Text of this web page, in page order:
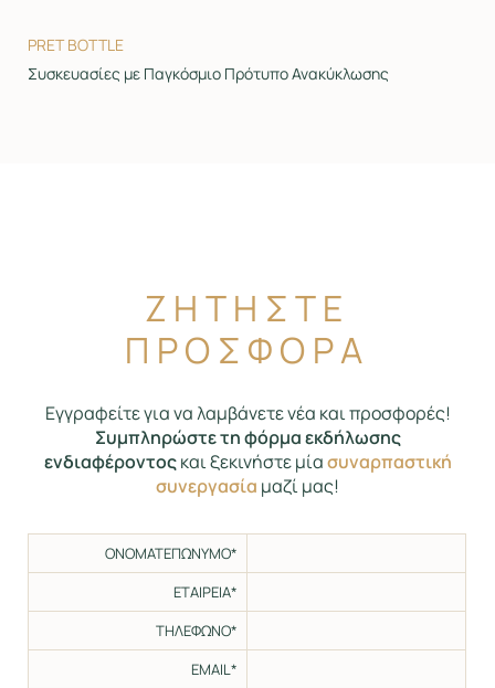
PRET BOTTLE
Συσκευασίες με Παγκόσμιο Πρότυπο Ανακύκλωσης
ΖΗΤΗΣΤΕ
ΠΡΟΣΦΟΡΑ
Εγγραφείτε για να λαμβάνετε νέα και προσφορές!
Συμπληρώστε τη φόρμα εκδήλωσης
ενδιαφέροντοςκαι ξεκινήστε μίασυναρπαστική
συνεργασία μαζί μας!
ΟΝΟΜΑΤΕΠΩΝΥΜΟ*
ΕΤΑΙΡΕΙΑ*
ΤΗΛΕΦΩΝΟ*
EMAIL*